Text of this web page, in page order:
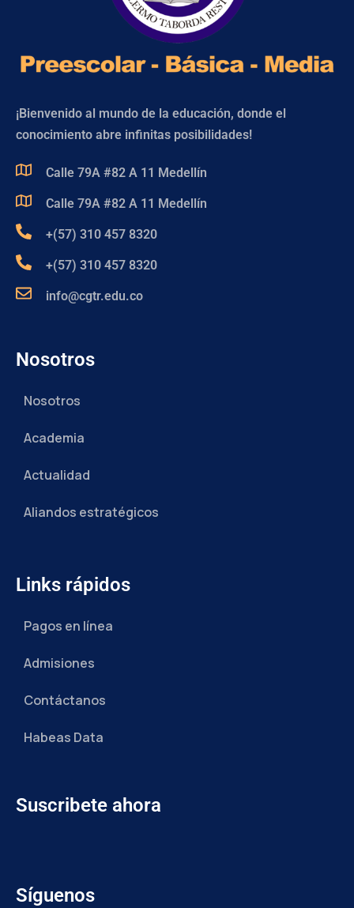
¡Bienvenido al mundo de la educación, donde el
conocimiento abre infinitas posibilidades!
Calle 79A #82 A 11 Medellín
Calle 79A #82 A 11 Medellín
+(57) 310 457 8320
+(57) 310 457 8320
info@cgtr.edu.co
Nosotros
Nosotros
Academia
Actualidad
Aliandos estratégicos
Links rápidos
Pagos en línea
Admisiones
Contáctanos
Habeas Data
Suscribete ahora
Síguenos